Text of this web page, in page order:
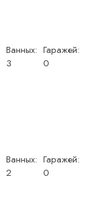
Ванных:
3
Гаражей:
0
Ванных:
2
Гаражей:
0